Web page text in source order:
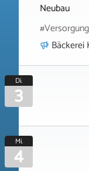
Neubau
Bäckerei
Di.
3
Mi.
4